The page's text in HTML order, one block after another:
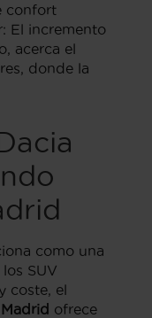
confort
El incremento
acerca el
donde la
como una
SUV
coste, el
Madrid ofrece